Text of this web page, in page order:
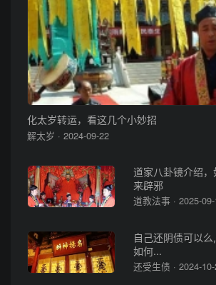
化太岁转运，看这几个小妙招
解太岁 · 2024-09-22
道家八卦镜介绍
来辟邪
道教法事 · 2025-
自己还阴债可以
如何...
还受生债 · 2024-